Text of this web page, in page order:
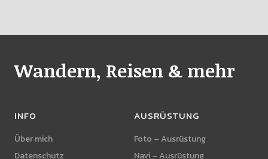
Wandern, Reisen & mehr
INFO
Über mich
Datenschutz
AUSRÜSTUNG
Foto – Ausrüstung
Navi – Ausrüstung